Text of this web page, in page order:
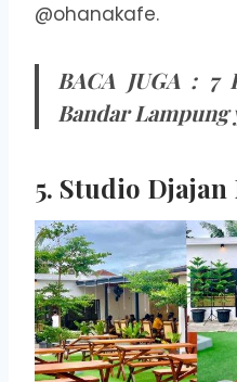
@ohanakafe.
BACA JUGA : 7
Bandar
5. Studio